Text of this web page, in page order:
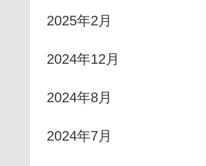
2025年2月
2024年12月
2024年8月
2024年7月